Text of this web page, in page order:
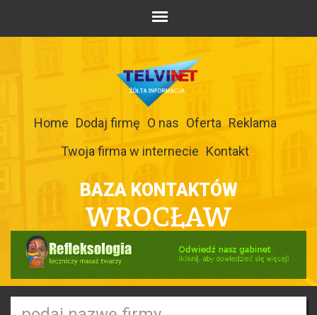
Home Dodaj firmę O nas Oferta Reklama
Twoja firma w internecie Kontakt
BAZA KONTAKTÓW
WROCŁAW